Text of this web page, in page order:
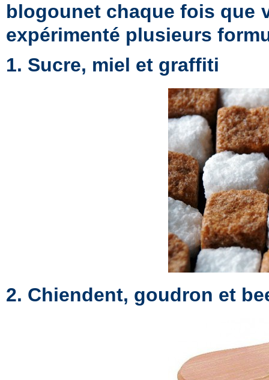
blogounet chaque fois que
expérimenté plusieurs
1. Sucre, miel et graffiti
2. Chiendent, goudron et